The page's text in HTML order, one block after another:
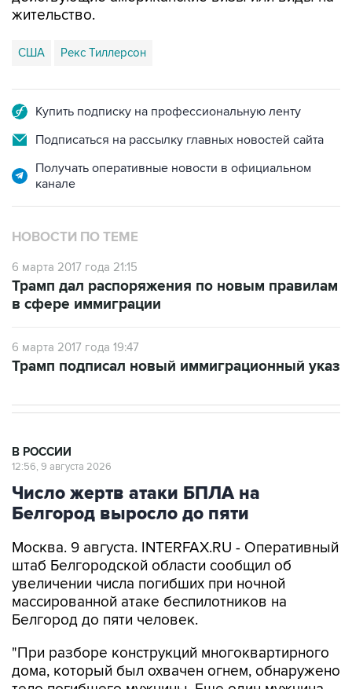
США Рекс Тиллерсон
Подписаться на рассылку главных новостей сайта
Получать оперативные новости в официальном
НОВОСТИ ПО ТЕМЕ
6 марта 2017 года 21:15
в сфере иммиграции
6 марта 2017 года 19:47
Число жертв атаки БПЛА на
Белгород выросло до пяти
Москва. 9 августа. INTERFAX.RU - Оперативный
увеличении числа погибших при ночной
массированной атаке беспилотников на
Белгород до пяти человек.
"При разборе конструкций многоквартирного
тело погибшего мужчины. Еще один мужчина,
который находился в крайне тяжелом